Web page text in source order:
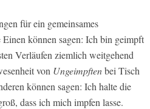
für ein gemeinsames
Einen können sagen: Ich bin geimpft
Verläufen ziemlich weitgehend
von Ungeimpftenbei Tisch
können sagen: Ich halte die
dass ich mich impfen lasse.